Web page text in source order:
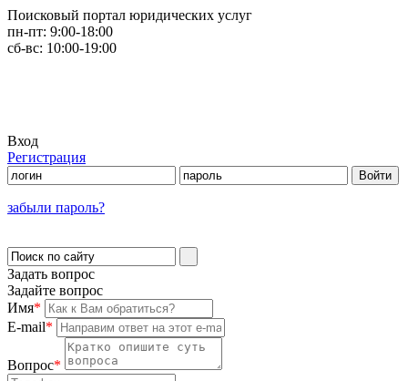
Поисковый портал юридических услуг
пн-пт: 9:00-18:00
сб-вс: 10:00-19:00
Вход
Регистрация
забыли пароль?
Задать вопрос
Задайте вопрос
Имя*
E-mail*
Вопрос*